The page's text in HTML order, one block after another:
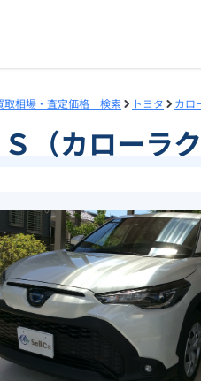
取相場・査定価格 検索 トヨタ カロ
（カローラ